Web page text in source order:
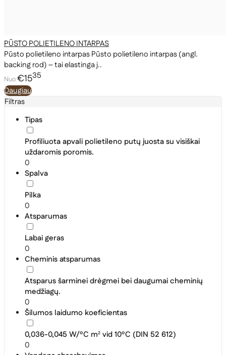
PŪSTO POLIETILENO INTARPAS
Pūsto polietileno intarpas Pūsto polietileno intarpas (angl.
backing rod) – tai elastinga j..
Nuo€1535
Daugiau
Filtras
Tipas
Profiliuota apvali polietileno putų juosta su visiškai
uždaromis poromis.
0
Spalva
Pilka
0
Atsparumas
Labai geras
0
Cheminis atsparumas
Atsparus šarminei drėgmei bei daugumai cheminių
medžiagų.
0
Šilumos laidumo koeficientas
0,036-0,045 W/ºC m² vid 10ºC (DIN 52 612)
0